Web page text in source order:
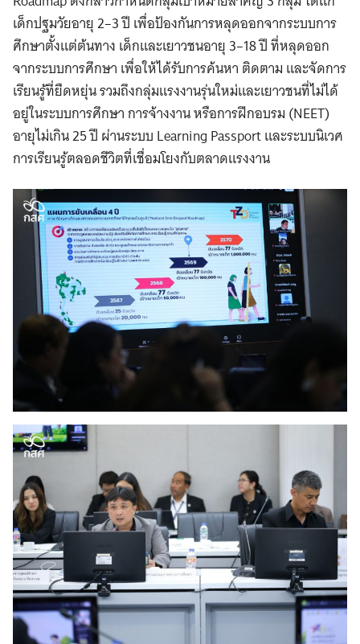
เด็กปฐมวัยอายุ 2–3 ปี เพื่อป้องกันการหลุดออกจากระบบการ
ศึกษาตั้งแต่ต้นทาง เด็กและเยาวชนอายุ 3–18 ปี ที่หลุดออก
จากระบบการศึกษา เพื่อให้ได้รับการค้นหา ติดตาม และจัดการ
เรียนรู้ที่ยืดหยุ่น รวมถึงกลุ่มแรงงานรุ่นใหม่และเยาวชนที่ไม่ได้
อยู่ในระบบการศึกษา การจ้างงาน หรือการฝึกอบรม (NEET)
อายุไม่เกิน 25 ปี ผ่านระบบ Learning Passport และระบบนิเวศ
การเรียนรู้ตลอดชีวิตที่เชื่อมโยงกับตลาดแรงงาน